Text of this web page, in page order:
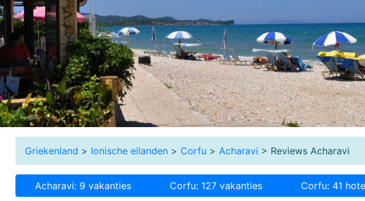
Griekenland > Ionische eilanden > Corfu > Acharavi > Reviews Acharavi
Acharavi: 9 vakanties Corfu: 127 vakanties Corfu: 41